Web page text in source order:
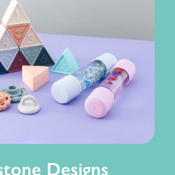
Designs